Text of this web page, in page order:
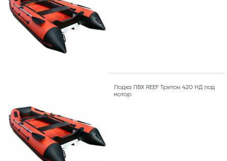
Лодка ПВХ REEF Тритон 420 НД под
мотор